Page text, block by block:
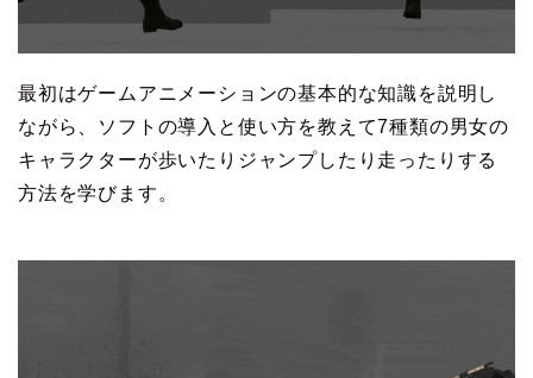
最初はゲームアニメーションの基本的な知識を説明し
ながら、ソフトの導入と使い方を教えて7種類の男女の
キャラクターが歩いたりジャンプしたり走ったりする
方法を学びます。